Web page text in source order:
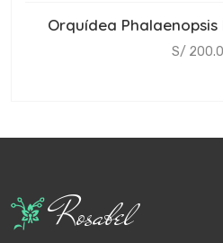
Orquídea
S/
Rosabel